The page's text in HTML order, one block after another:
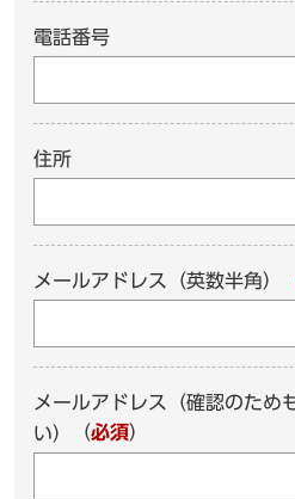
電話番号
住所
メールアドレス（英数半角）
メールアドレス（確認のため
い）
（必須）